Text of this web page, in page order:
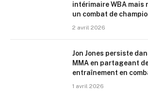
intérimaire WBA mais
un combat de
2 avril 2026
Jon Jones persiste
MMA en partageant
entraînement en
1 avril 2026